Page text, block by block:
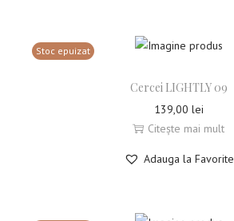
Stoc epuizat
Cercei LIGHTLY 09
139,00 lei
Citește mai mult
Adauga la Favorite